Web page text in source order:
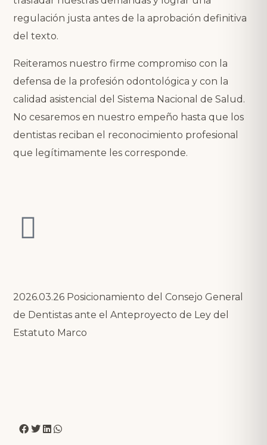
regulación justa antes de la aprobación definitiva
del texto.
Reiteramos nuestro firme compromiso con la
defensa de la profesión odontológica y con la
calidad asistencial del Sistema Nacional de Salud.
No cesaremos en nuestro empeño hasta que los
dentistas reciban el reconocimiento profesional
que legítimamente les corresponde.
2026.03.26 Posicionamiento del Consejo General
de Dentistas ante el Anteproyecto de Ley del
Estatuto Marco